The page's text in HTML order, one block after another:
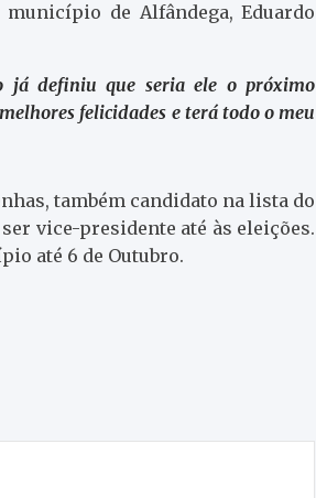
de Alfândega, Eduardo
já definiu que seria ele o próximo
felicidades e terá todo o meu
também candidato na lista do
vice-presidente até às eleições.
até 6 de Outubro.